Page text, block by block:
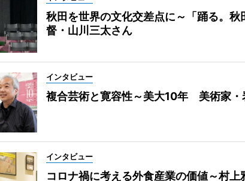
秋田を世界の文化交差点に～「踊る。秋
督・山川三太さん
インタビュー
複合芸術と寛容性～美大10年 美術家・
インタビュー
コロナ禍に考える外食産業の価値～村上